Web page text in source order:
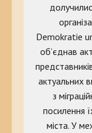
Demokratie
об’єднав
актуальних
з
посилення
міста. У